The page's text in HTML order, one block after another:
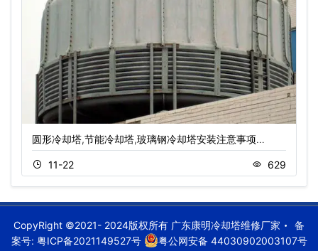
圆形冷却塔,节能冷却塔,玻璃钢冷却塔安装注意事项…
11-22 629
CopyRight ©2021- 2024版权所有 广东康明冷却塔维修厂家
备
案号: 粤ICP备2021149527号 粤公网安备 44030902003107号